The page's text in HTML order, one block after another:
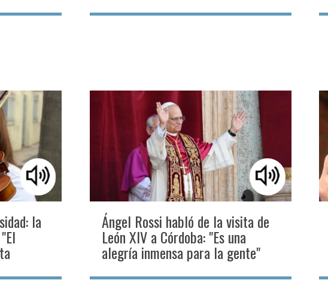
la Ángel Rossi habló de la visita de
León XIV a Córdoba: "Es una
alegría inmensa para la gente"